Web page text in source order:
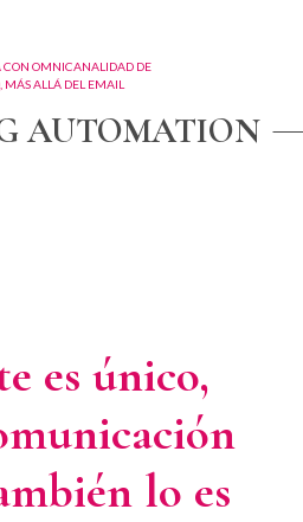
CON OMNICANALIDAD DE
MÁS ALLÁ DEL EMAIL
AUTOMATION
es único,
lo es